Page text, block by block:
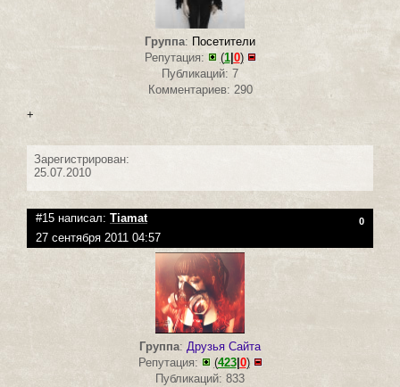
Группа: Посетители
Репутация:
(1|0)
Публикаций: 7
Комментариев: 290
+
Зарегистрирован:
25.07.2010
#15 написал: Tiamat 0
27 сентября 2011 04:57
Группа: Друзья Сайта
Репутация:
(423| 0)
Публикаций: 833